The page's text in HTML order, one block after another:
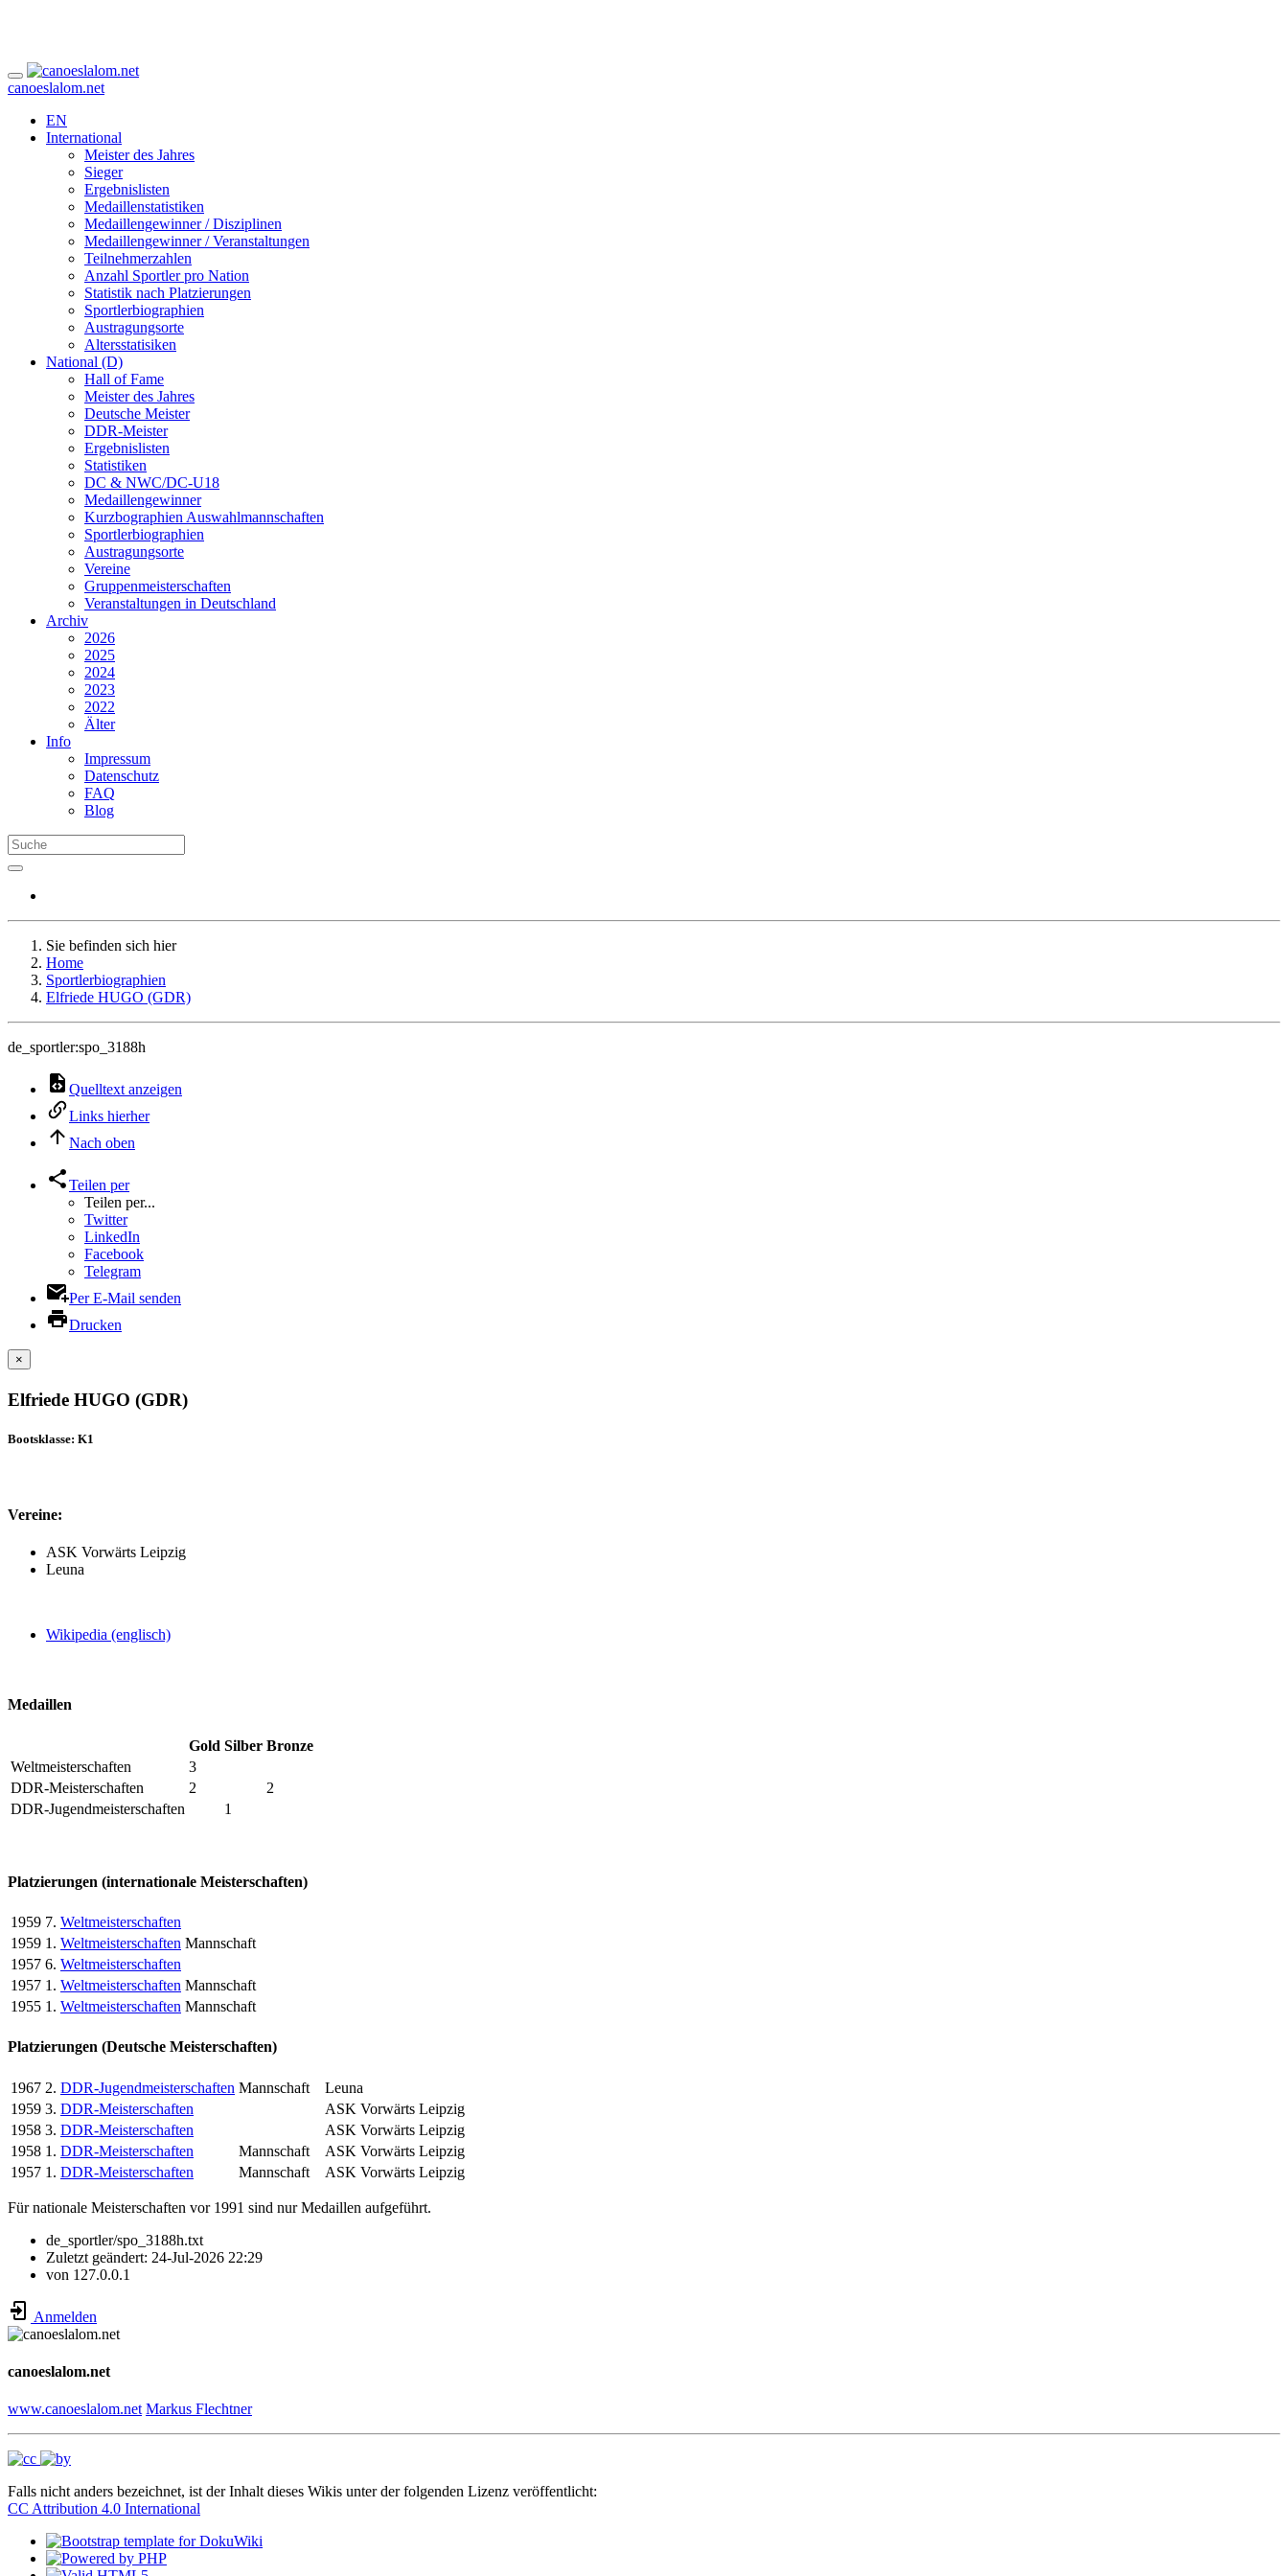
canoeslalom.net
EN
International
Meister des Jahres
Sieger
Ergebnislisten
Medaillenstatistiken
Medaillengewinner / Disziplinen
Medaillengewinner / Veranstaltungen
Teilnehmerzahlen
Anzahl Sportler pro Nation
Statistik nach Platzierungen
Sportlerbiographien
Austragungsorte
Altersstatisiken
National (D)
Hall of Fame
Meister des Jahres
Deutsche Meister
DDR-Meister
Ergebnislisten
Statistiken
DC & NWC/DC-U18
Medaillengewinner
Kurzbographien Auswahlmannschaften
Sportlerbiographien
Austragungsorte
Vereine
Gruppenmeisterschaften
Veranstaltungen in Deutschland
Archiv
2026
2025
2024
2023
2022
Älter
Info
Impressum
Datenschutz
FAQ
Blog
Sie befinden sich hier
Home
Sportlerbiographien
Elfriede HUGO (GDR)
de_sportler:spo_3188h
Quelltext anzeigen
Links hierher
Nach oben
Teilen per
Teilen per...
Twitter
LinkedIn
Facebook
Telegram
Per E-Mail senden
Drucken
×
Elfriede HUGO (GDR)
Bootsklasse: K1
Vereine:
ASK Vorwärts Leipzig
Leuna
Wikipedia (englisch)
Medaillen
Gold Silber Bronze
Weltmeisterschaften
3
DDR-Meisterschaften
2
2
DDR-Jugendmeisterschaften
1
Platzierungen (internationale Meisterschaften)
1959 7. Weltmeisterschaften
1959 1. Weltmeisterschaften Mannschaft
1957 6. Weltmeisterschaften
1957 1. Weltmeisterschaften Mannschaft
1955 1. Weltmeisterschaften Mannschaft
Platzierungen (Deutsche Meisterschaften)
1967 2. DDR-Jugendmeisterschaften Mannschaft
Leuna
1959 3. DDR-Meisterschaften
ASK Vorwärts Leipzig
1958 3. DDR-Meisterschaften
ASK Vorwärts Leipzig
1958 1. DDR-Meisterschaften Mannschaft
ASK Vorwärts Leipzig
1957 1. DDR-Meisterschaften Mannschaft ASK Vorwärts Leipzig
Für nationale Meisterschaften vor 1991 sind nur Medaillen aufgeführt.
de_sportler/spo_3188h.txt
Zuletzt geändert: 24-Jul-2026 22:29
von 127.0.0.1
Anmelden
canoeslalom.net
www.canoeslalom.net Markus Flechtner
Falls nicht anders bezeichnet, ist der Inhalt dieses Wikis unter der folgenden Lizenz veröffentlicht:
CC Attribution 4.0 International